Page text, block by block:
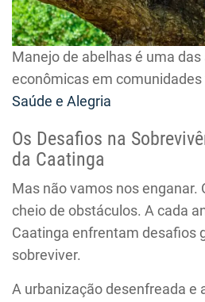
Manejo de abelhas é uma
econômicas em
Saúde e Alegria
Os Desafios na
da Caatinga
Mas não vamos nos enganar.
cheio de obstáculos. A cada
Caatinga enfrentam desafios
sobreviver.
A urbanização desenfreada e